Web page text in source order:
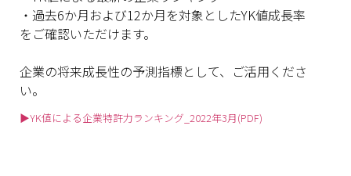
・過去6か月および12か月を対象としたYK値成長率
をご確認いただけます。
企業の将来成長性の予測指標として、ご活用くださ
い。
▶YK値による企業特許力ランキング_2022年3月(PDF)